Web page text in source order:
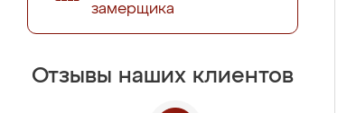
замерщика
Отзывы наших клиентов